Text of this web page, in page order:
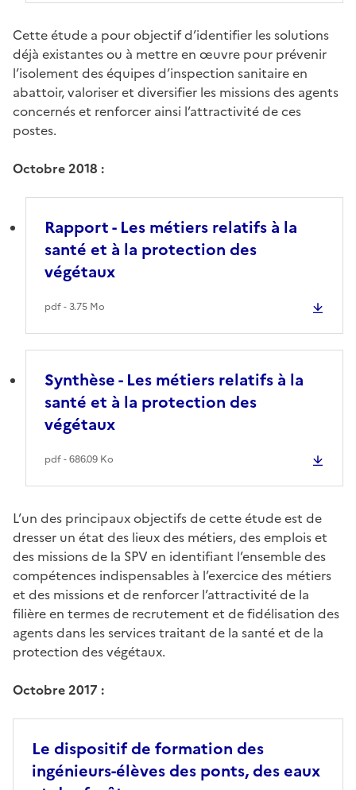
Cette étude a pour objectif d’identifier les solutions
déjà existantes ou à mettre en œuvre pour prévenir
l’isolement des équipes d’inspection sanitaire en
abattoir, valoriser et diversifier les missions des agents
concernés et renforcer ainsi l’attractivité de ces
postes.
Octobre 2018 :
Rapport - Les métiers relatifs à la
santé et à la protection des
végétaux
pdf - 3.75 Mo
Synthèse - Les métiers relatifs à la
santé et à la protection des
végétaux
pdf - 686.09 Ko
L’un des principaux objectifs de cette étude est de
dresser un état des lieux des métiers, des emplois et
des missions de la SPV en identifiant l’ensemble des
compétences indispensables à l’exercice des métiers
et des missions et de renforcer l’attractivité de la
filière en termes de recrutement et de fidélisation des
agents dans les services traitant de la santé et de la
protection des végétaux.
Octobre 2017 :
Le dispositif de formation des
ingénieurs-élèves des ponts, des eaux